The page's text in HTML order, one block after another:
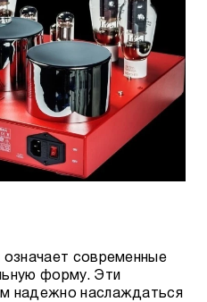
означает современные
форму. Эти
надежно наслаждаться